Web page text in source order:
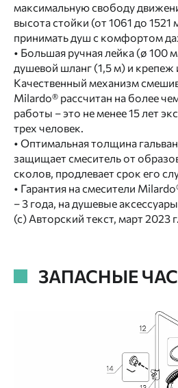
максимальную свободу
высота стойки (от 1061 до 1521
принимать душ с комфортом
• Большая ручная лейка (ø 100
душевой шланг (1,5 м) и крепеж
Качественный механизм
Milardo® рассчитан на более
работы – это не менее 15 лет
трех человек.
• Оптимальная толщина
защищает смеситель от
сколов, продлевает срок его
• Гарантия на смесители
– 3 года, на душевые аксессуары
(с) Авторский текст, март 2023 г.
ЗАПАСНЫЕ